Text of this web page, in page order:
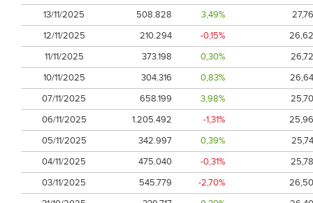
13/11/2025
508.828 3,49%
27,76
12/11/2025
210.294 -0,15%
26,62
11/11/2025
373.198 0,30%
26,72
10/11/2025
304.316 0,83%
26,64
07/11/2025
658.199 3,98%
25,70
06/11/2025
1.205.492 -1,31%
25,96
05/11/2025
342.997 0,39%
25,74
04/11/2025
475.040 -0,31%
25,78
03/11/2025
545.779 -2,70%
26,50